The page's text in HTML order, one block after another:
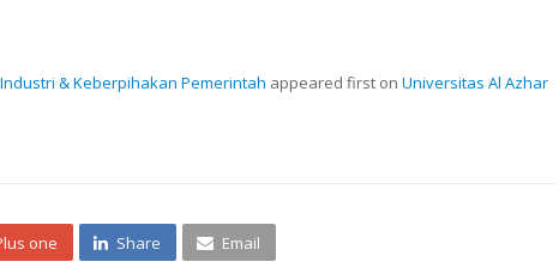
& Keberpihakan Pemerintah appeared first on Universitas Al Azhar
one Share Email